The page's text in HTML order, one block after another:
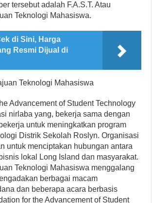
tersebut adalah F.A.S.T. Atau
Teknologi Mahasiswa.
di Sini, Harga
Resmi Dijual di
Teknologi Mahasiswa
Advancement of Student Technology
nirlaba yang, bekerja sama dengan
untuk meningkatkan program
Distrik Sekolah Roslyn. Organisasi
untuk menciptakan hubungan antara
lokal Long Island dan masyarakat.
Teknologi Mahasiswa menggalang
berbagai macam
dan beberapa acara berbasis
for the Advancement of Student